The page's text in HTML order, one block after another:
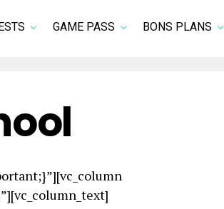
GAME PASS BONS PLANS